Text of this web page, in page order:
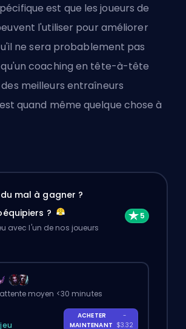
est que les joueurs de
l'utiliser pour améliorer
ne sera probablement pas
coaching en tête-à-tête
meilleurs entraîneurs
quand même quelque chose à
mal à gagner ?
?
avec l'un de nos joueurs
moyen <30 minutes
ACHETER
MAINTENANT
-
$3.32